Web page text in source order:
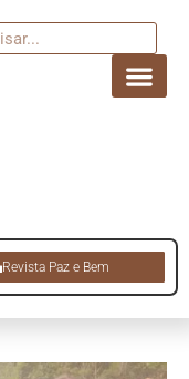
Revista Paz e Bem